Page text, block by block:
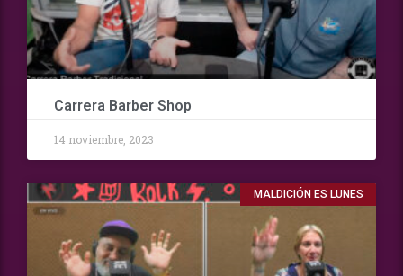
Carrera Barber Shop
14 noviembre, 2023
MALDICIÓN ES LUNES